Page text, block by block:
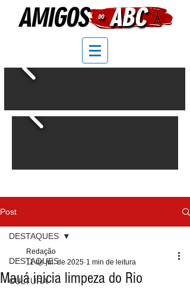
Post
DESTAQUES
CULTURA
DESTAQUES
Mauá inicia limpeza do Rio
Redação
11 de jul. de 2025 1 min de leitura